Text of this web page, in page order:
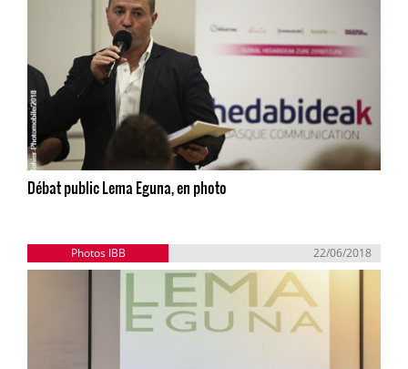
Débat public Lema Eguna, en photo
Photos IBB 22/06/2018